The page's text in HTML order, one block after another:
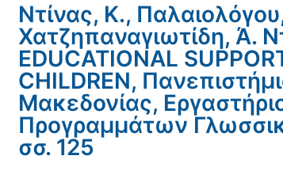
Ντίνας, K.,
Χατζηπαναγιωτίδη, Ά.
EDUCATIONAL
CHILDREN,
Μακεδονίας,
Προγραμμάτων
σσ. 125